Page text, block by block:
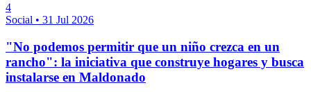
4
Social • 31 Jul 2026
"No podemos permitir que un niño crezca en un
rancho": la iniciativa que construye hogares y busca
instalarse en Maldonado